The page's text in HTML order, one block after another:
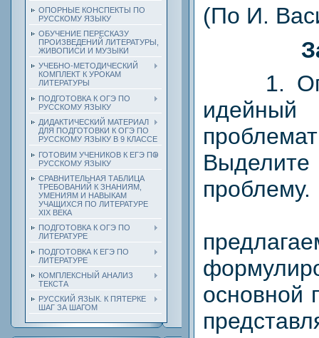
ОПОРНЫЕ КОНСПЕКТЫ ПО
РУССКОМУ ЯЗЫКУ
ОБУЧЕНИЕ ПЕРЕСКАЗУ
ПРОИЗВЕДЕНИЙ ЛИТЕРАТУРЫ,
ЖИВОПИСИ И МУЗЫКИ
УЧЕБНО-МЕТОДИЧЕСКИЙ
КОМПЛЕКТ К УРОКАМ
ЛИТЕРАТУРЫ
ПОДГОТОВКА К ОГЭ ПО
РУССКОМУ ЯЗЫКУ
ДИДАКТИЧЕСКИЙ МАТЕРИАЛ
ДЛЯ ПОДГОТОВКИ К ОГЭ ПО
РУССКОМУ ЯЗЫКУ В 9 КЛАССЕ
ГОТОВИМ УЧЕНИКОВ К ЕГЭ ПО
РУССКОМУ ЯЗЫКУ
СРАВНИТЕЛЬНАЯ ТАБЛИЦА
ТРЕБОВАНИЙ К ЗНАНИЯМ,
УМЕНИЯМ И НАВЫКАМ
УЧАЩИХСЯ ПО ЛИТЕРАТУРЕ
ХIХ ВЕКА
ПОДГОТОВКА К ОГЭ ПО
ЛИТЕРАТУРЕ
ПОДГОТОВКА К ЕГЭ ПО
ЛИТЕРАТУРЕ
КОМПЛЕКСНЫЙ АНАЛИЗ
ТЕКСТА
РУССКИЙ ЯЗЫК. К ПЯТЕРКЕ
ШАГ ЗА ШАГОМ
(По И.
1.
проблему.
основной